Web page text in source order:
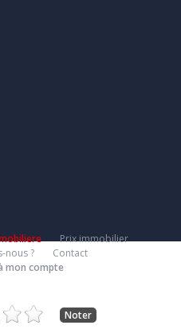
Prix immobilier
nous ?
Contact
mon compte
Noter